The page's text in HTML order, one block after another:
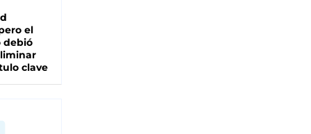
el
debió
clave